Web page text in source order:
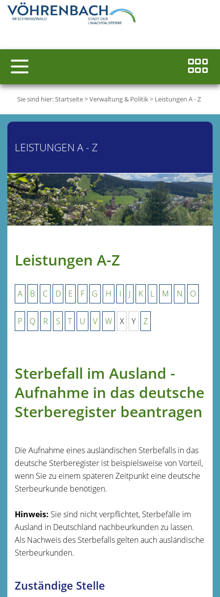
Sie sind hier:Startseite>Verwaltung & Politik> Leistungen A - Z
LEISTUNGEN A - Z
Leistungen A-Z
A B C D E F G H I J K L M N O
P Q R S T U V W X Y Z
Sterbefall im Ausland -
Aufnahme in das deutsche
Sterberegister beantragen
Die Aufnahme eines ausländischen Sterbefalls in das
deutsche Sterberegister ist beispielsweise von Vorteil,
wenn Sie zu einem späteren Zeitpunkt eine deutsche
Sterbeurkunde benötigen.
Hinweis: Sie sind nicht verpflichtet, Sterbefälle im
Ausland in Deutschland nachbeurkunden zu lassen.
Als Nachweis des Sterbefalls gelten auch ausländische
Sterbeurkunden.
Zuständige Stelle